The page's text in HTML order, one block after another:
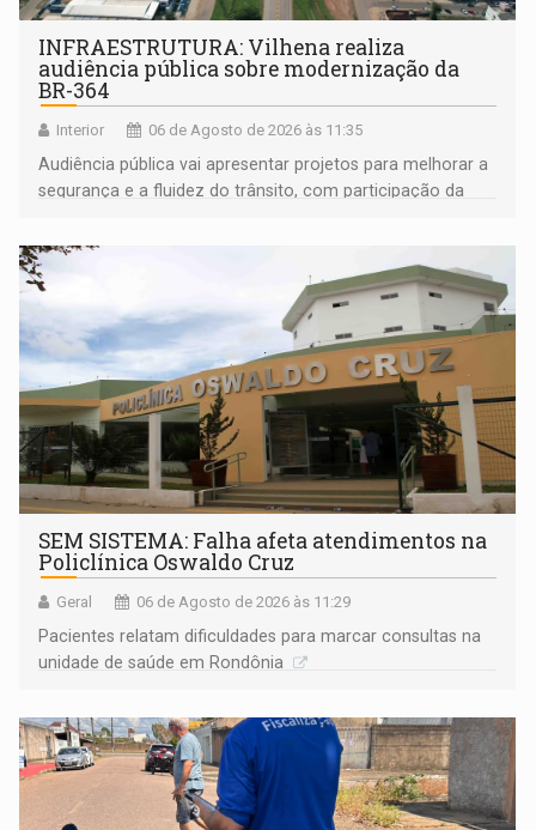
INFRAESTRUTURA: Vilhena realiza
audiência pública sobre modernização da
BR-364
Interior 06 de Agosto de 2026 às 11:35
Audiência pública vai apresentar projetos para melhorar a
segurança e a fluidez do trânsito, com participação da
SEM SISTEMA: Falha afeta atendimentos na
Policlínica Oswaldo Cruz
Geral 06 de Agosto de 2026 às 11:29
Pacientes relatam dificuldades para marcar consultas na
unidade de saúde em Rondônia